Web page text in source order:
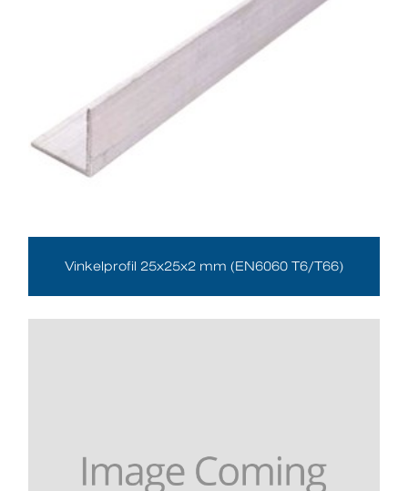
Vinkelprofil 25x25x2 mm (EN6060 T6/T66)